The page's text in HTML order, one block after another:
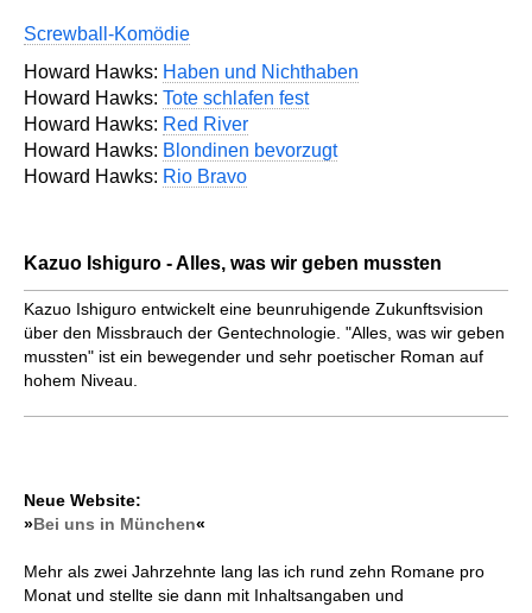
Screwball-Komödie
Howard Hawks: Haben und Nichthaben
Howard Hawks: Tote schlafen fest
Howard Hawks: Red River
Howard Hawks: Blondinen bevorzugt
Howard Hawks: Rio Bravo
Kazuo Ishiguro - Alles, was wir geben mussten
Kazuo Ishiguro entwickelt eine beunruhigende Zukunftsvision
über den Missbrauch der Gentechnologie. "Alles, was wir geben
mussten" ist ein bewegender und sehr poetischer Roman auf
hohem Niveau.
Neue Website:
»Bei uns in München«
Mehr als zwei Jahrzehnte lang las ich rund zehn Romane pro
Monat und stellte sie dann mit Inhaltsangaben und